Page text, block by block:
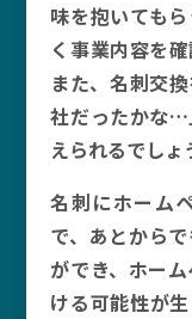
味を抱いても
く事業内容を
また、名刺交
社だったかな…
えられるでしょ
名刺にホーム
で、あとから
ができ、ホー
ける可能性が